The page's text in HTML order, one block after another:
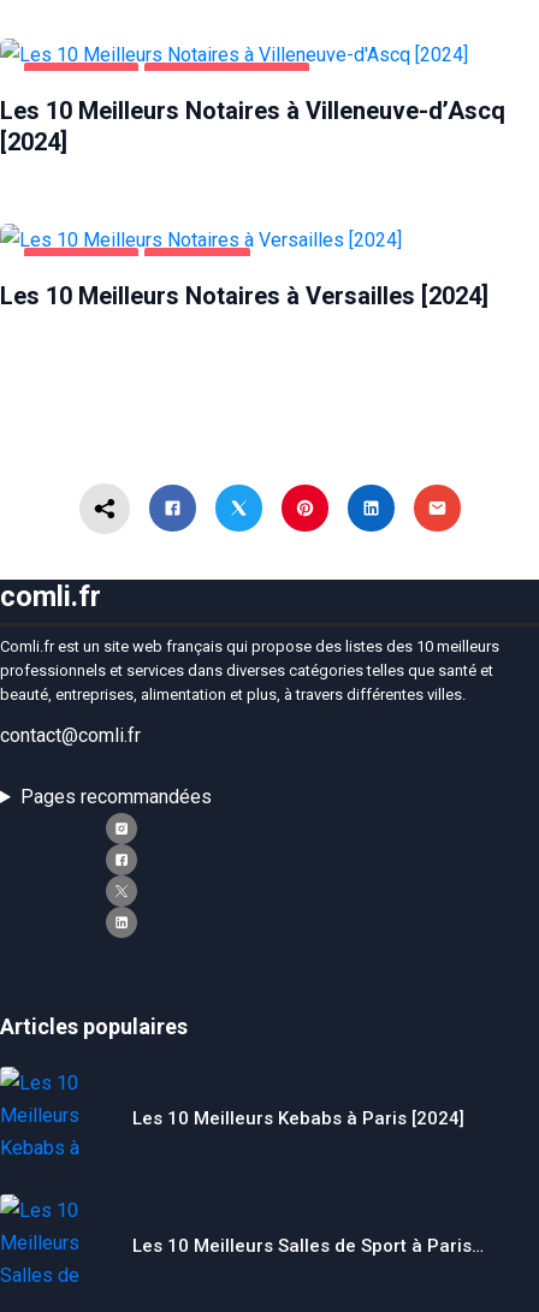
Les 10 Meilleurs Notaires à Villeneuve-d’Ascq
[2024]
Les 10 Meilleurs Notaires à Versailles [2024]
comli.fr
Comli.fr est un site web français qui propose des listes des 10 meilleurs
professionnels et services dans diverses catégories telles que santé et
beauté, entreprises, alimentation et plus, à travers différentes villes.
contact@comli.fr
Pages recommandées
Articles populaires
Les 10 Meilleurs Kebabs à Paris [2024]
Les 10 Meilleurs Salles de Sport à Paris…